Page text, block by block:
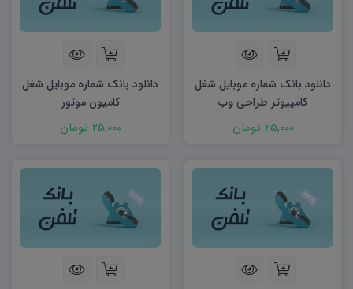
دانلود بانک شماره موبایل شغل
کامپیوتر طراحی وب
25,000 تومان
دانلود بانک شماره موبایل شغل
کامیون موتور
25,000 تومان